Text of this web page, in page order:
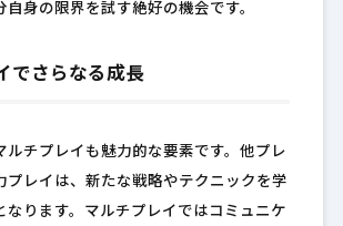
自身の限界を試す絶好の機会です。
でさらなる成長
ルチプレイも魅力的な要素です。他プレ
プレイは、新たな戦略やテクニックを学
なります。マルチプレイではコミュニケ